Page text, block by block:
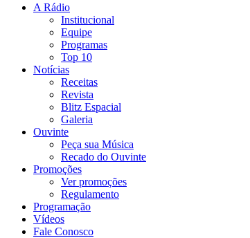
A Rádio
Institucional
Equipe
Programas
Top 10
Notícias
Receitas
Revista
Blitz Espacial
Galeria
Ouvinte
Peça sua Música
Recado do Ouvinte
Promoções
Ver promoções
Regulamento
Programação
Vídeos
Fale Conosco